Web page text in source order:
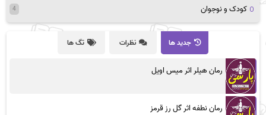
کودک و نوجوان 4
جدید ها نظرات تگ ها
رمان هیلر اثر میس اویل
رمان نطفه اثر گل رز قرمز